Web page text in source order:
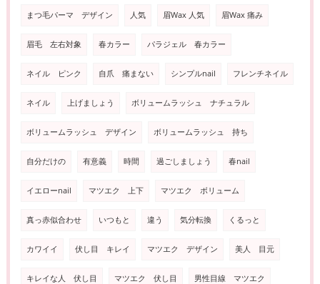
まつ毛パーマ デザイン 人気 眉Wax 人気 眉Wax 痛み
眉毛 左右対象 春カラー パラジェル 春カラー
ネイル ピンク 自爪 痛まない シンプルnail フレンチネイル
ネイル 上げましょう ボリュームラッシュ ナチュラル
ボリュームラッシュ デザイン ボリュームラッシュ 持ち
自分だけの 有意義 時間 過ごしましょう 春nail
イエローnail マツエク 上下 マツエク ボリューム
真っ赤似合わせ いつもと 違う 気分転換 くるっと
カワイイ 伏し目 キレイ マツエク デザイン 美人 目元
キレイな人 伏し目 マツエク 伏し目 男性目線 マツエク